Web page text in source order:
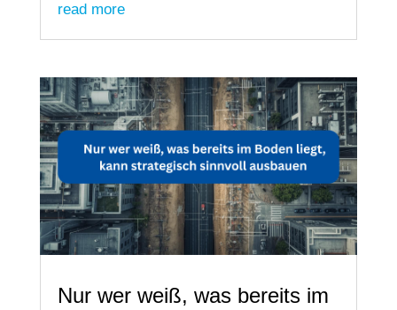
read more
Nur wer weiß, was bereits im